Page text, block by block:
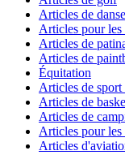
Articles de danse
Articles pour
Articles de
Articles de
Équitation
Articles de sport
Articles de
Articles de
Articles pour les
Articles